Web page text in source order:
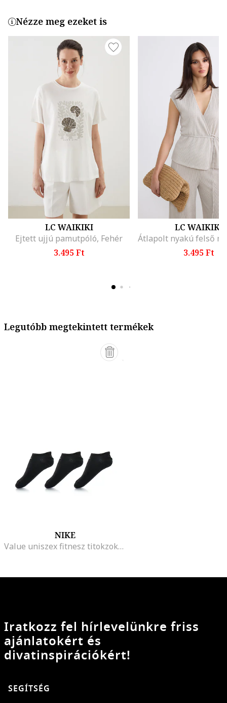
Nézze meg ezeket is
LC WAIKIKI
Ejtett ujjú pamutpóló, Fehér
3.495 Ft
LC WAIKIKI
3.495 Ft
Legutóbb megtekintett termékek
NIKE
Value uniszex fitnesz titokzokni szett - 3 pár, Fekete
Iratkozz fel hírlevelünkre friss
ajánlatokért és
divatinspirációkért!
SEGÍTSÉG